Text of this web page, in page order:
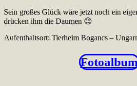
Sein großes Glück wäre jetzt noch ein
drücken ihm die Daumen 😉
Aufenthaltsort: Tierheim Bogancs –